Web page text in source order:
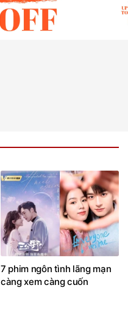
7 phim ngôn tình lãng mạn
càng xem càng cuốn